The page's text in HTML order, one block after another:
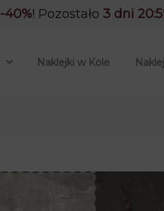
-40%! Pozostało 3 dni
Naklejki w Kole